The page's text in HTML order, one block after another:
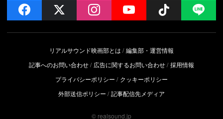
facebook instagramYouTube Follow
リアルサウンド映画部とは
編集部・運営情報
記事へのお問い合わせ
広告に関するお問い合わせ 採用情報
プライバシーポリシー
クッキーポリシー
外部送信ポリシー
記事配信先メディア
© realsound.jp